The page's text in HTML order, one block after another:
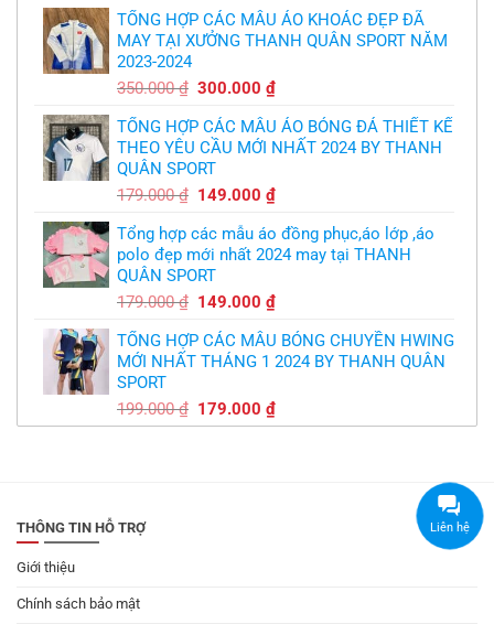
bầy
quỷ
nhỏ
free
là:
350.000 ₫.
tại
là:
TỔNG HỢP CÁC MẪU ÁO KHOÁC ĐẸP ĐÃ
MAY TẠI XƯỞNG THANH QUÂN SPORT NĂM
2023-2024
350.000₫ Giá
là:
350.000 ₫.
300.000₫Giá
tại
là:
TỔNG HỢP CÁC MẪU ÁO BÓNG ĐÁ THIẾT KẾ
THEO YÊU CẦU MỚI NHẤT 2024 BY THANH
QUÂN SPORT
179.000₫ Giá
là:
179.000 ₫.
149.000₫Giá
tại
là:
Tổng hợp các mẫu áo đồng phục,áo lớp ,áo
polo đẹp mới nhất 2024 may tại THANH
QUÂN SPORT
179.000₫ Giá
là:
179.000 ₫.
149.000₫Giá
tại
là:
TỔNG HỢP CÁC MẪU BÓNG CHUYỀN HWING
MỚI NHẤT THÁNG 1 2024 BY THANH QUÂN
SPORT
199.000₫ Giá
gốc
179.000₫Giá
hiện
THÔNG TIN HỖ TRỢ
Giới thiệu
Chính sách bảo mật
Liên hệ